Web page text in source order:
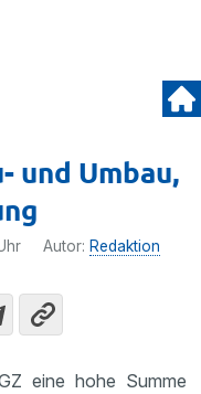
und Umbau,
Autor: Redaktion
eine hohe Summe